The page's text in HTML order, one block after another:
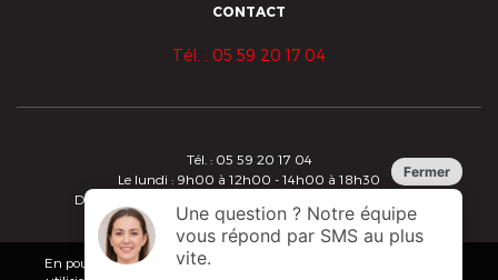
CONTACT
Tél. : 05 59 20 17 04
Tél. : 05 59 20 17 04
Le lundi : 9h00 à 12h00 - 14h00 à 18h30
Du mardi au vendredi : 8h30 à 12h00 - 14h00 à 18h30
Copyright 2019 - Alberdi - Tous droits réservés
Conditions Générales de Vente
En poursuivant votre navigation sur ce site, vous acceptez que nous